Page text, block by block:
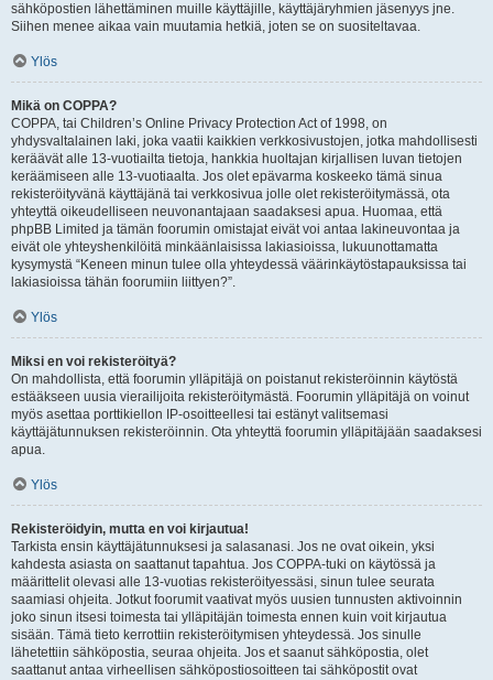
sähköpostien lähettäminen muille käyttäjille, käyttäjäryhmien jäsenyys jne.
Siihen menee aikaa vain muutamia hetkiä, joten se on suositeltavaa.
Ylös
Mikä on COPPA?
COPPA, tai Children’s Online Privacy Protection Act of 1998, on
yhdysvaltalainen laki, joka vaatii kaikkien verkkosivustojen, jotka mahdollisesti
keräävät alle 13-vuotiailta tietoja, hankkia huoltajan kirjallisen luvan tietojen
keräämiseen alle 13-vuotiaalta. Jos olet epävarma koskeeko tämä sinua
rekisteröityvänä käyttäjänä tai verkkosivua jolle olet rekisteröitymässä, ota
yhteyttä oikeudelliseen neuvonantajaan saadaksesi apua. Huomaa, että
phpBB Limited ja tämän foorumin omistajat eivät voi antaa lakineuvontaa ja
eivät ole yhteyshenkilöitä minkäänlaisissa lakiasioissa, lukuunottamatta
kysymystä “Keneen minun tulee olla yhteydessä väärinkäytöstapauksissa tai
lakiasioissa tähän foorumiin liittyen?”.
Ylös
Miksi en voi rekisteröityä?
On mahdollista, että foorumin ylläpitäjä on poistanut rekisteröinnin käytöstä
estääkseen uusia vierailijoita rekisteröitymästä. Foorumin ylläpitäjä on voinut
myös asettaa porttikiellon IP-osoitteellesi tai estänyt valitsemasi
käyttäjätunnuksen rekisteröinnin. Ota yhteyttä foorumin ylläpitäjään saadaksesi
apua.
Ylös
Rekisteröidyin, mutta en voi kirjautua!
Tarkista ensin käyttäjätunnuksesi ja salasanasi. Jos ne ovat oikein, yksi
kahdesta asiasta on saattanut tapahtua. Jos COPPA-tuki on käytössä ja
määrittelit olevasi alle 13-vuotias rekisteröityessäsi, sinun tulee seurata
saamiasi ohjeita. Jotkut foorumit vaativat myös uusien tunnusten aktivoinnin
joko sinun itsesi toimesta tai ylläpitäjän toimesta ennen kuin voit kirjautua
sisään. Tämä tieto kerrottiin rekisteröitymisen yhteydessä. Jos sinulle
lähetettiin sähköpostia, seuraa ohjeita. Jos et saanut sähköpostia, olet
saattanut antaa virheellisen sähköpostiosoitteen tai sähköpostit ovat